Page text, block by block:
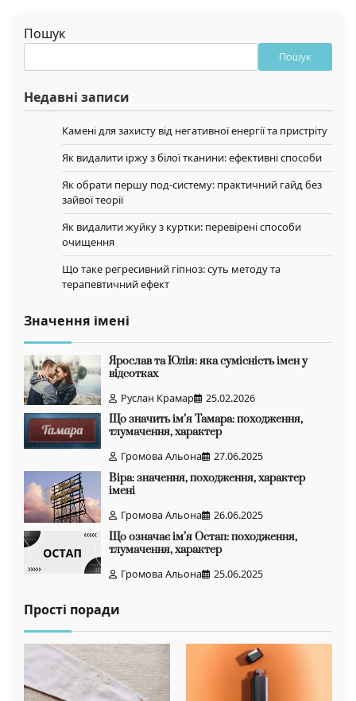
Пошук
Пошук
Недавні записи
Камені для захисту від негативної енергії та пристріту
Як видалити іржу з білої тканини: ефективні способи
Як обрати першу под-систему: практичний гайд без
зайвої теорії
Як видалити жуйку з куртки: перевірені способи
очищення
Що таке регресивний гіпноз: суть методу та
терапевтичний ефект
Значення імені
Ярослав та Юлія: яка сумісність імен у
відсотках
Руслан Крамар
25.02.2026
Що значить ім’я Тамара: походження,
тлумачення, характер
Громова Альона
27.06.2025
Віра: значення, походження, характер
імені
Громова Альона
26.06.2025
Що означає ім’я Остап: походження,
тлумачення, характер
Громова Альона
25.06.2025
Прості поради